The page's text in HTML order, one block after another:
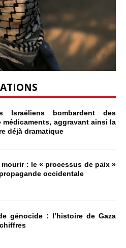
Israéliens bombardent des
médicaments, aggravant ainsi la
déjà dramatique
: le « processus de paix »
occidentale
génocide : l’histoire de Gaza